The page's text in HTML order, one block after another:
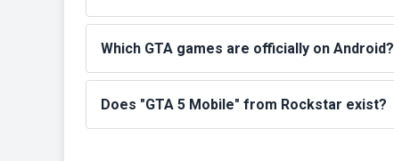
Which GTA games are officially on Android?
Does "GTA 5 Mobile" from Rockstar exist?